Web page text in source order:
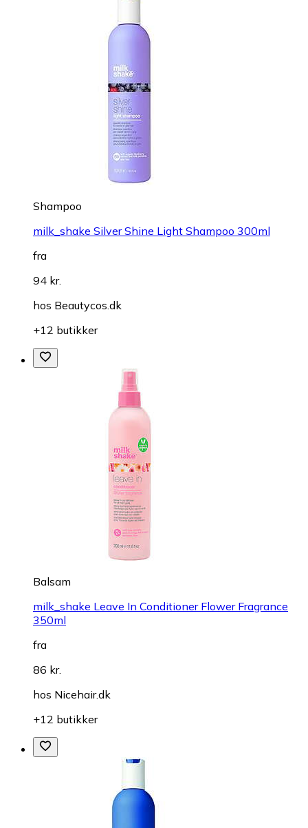
Shampoo
milk_shake Silver Shine Light Shampoo 300ml
fra
94 kr.
hos Beautycos.dk
+12 butikker
Balsam
milk_shake Leave In Conditioner Flower Fragrance
350ml
fra
86 kr.
hos Nicehair.dk
+12 butikker